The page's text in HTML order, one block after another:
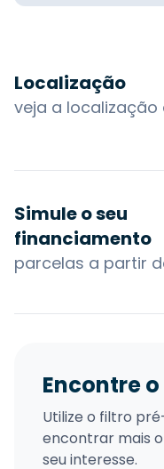
Localização
veja a
Simule o seu
financiamento
parcelas a partir
Encontre
Utilize o filtro
encontrar mais
seu interesse.